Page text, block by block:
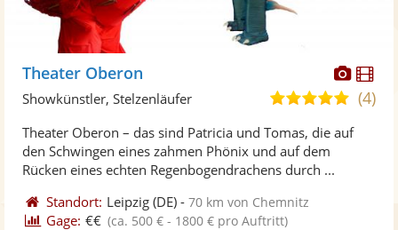
Fotos
Theater Oberon
5,0
5
(4)
Showkünstler, Stelzenläufer
Theater Oberon – das sind Patricia und Tomas, die auf
den Schwingen eines zahmen Phönix und auf dem
Rücken eines echten Regenbogendrachens durch ...
Standort: Leipzig (DE) -70 km von Chemnitz
Gage: €€ (ca. 500 € - 1800 € pro Auftritt)